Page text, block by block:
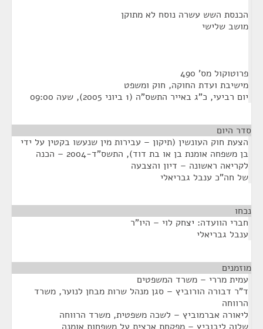
הכנסת השש עשרה נוסח לא מתוקן
מושב שלישי
פרוטוקול מס' 490
מישיבת ועדת החוקה, חוק ומשפט
יום רביעי, כ"ג באייר התשס"ה (1 ביוני 2005), שעה 09:00
סדר היום
הצעת חוק העונשין (תיקון – עבירות מין שנעשו בקטין על ידי
בן משפחה אומנת בן או בת דוד), התשס"ד-2004 – הכנה
לקריאה ראשונה – דיון והצבעה
של חה"כ ענבל גבריאלי
נכחו
חברי הוועדה: יצחק לוי – היו"ר
ענבל גבריאלי
מוזמנים
עמית מררי – משרד המשפטים
ד"ר דבורה הורוביץ – סגן מנהל שרות מבחן לנוער, משרד
הרווחה
ליאורה אברמוביץ – לשכה משפטית, משרד הרווחה